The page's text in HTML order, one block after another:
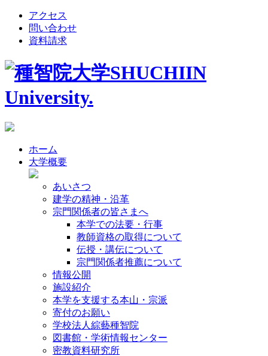
アクセス
問い合わせ
資料請求
ホーム
大学概要
あいさつ
建学の精神・沿革
宗門関係者の皆さまへ
本学での法要・行事
教師資格の取得について
伝授・講伝について
宗門関係者推薦について
情報公開
施設紹介
本学を支援する本山・宗派
寄付のお願い
学校法人綜藝種智院
図書館・学術情報センター
密教資料研究所